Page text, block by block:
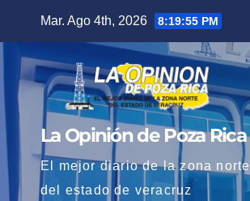
contenido
Mar. Ago 4th, 2026 8:19:56 PM
La Opinión de Poza Rica
El mejor diario de la zona norte
del estado de veracruz